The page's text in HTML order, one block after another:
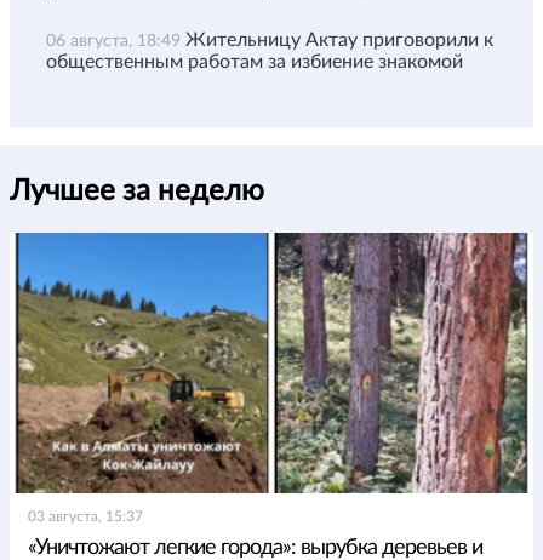
06 августа, 18:49 Жительницу Актау приговорили к
общественным работам за избиение знакомой
Лучшее за неделю
03 августа, 15:37
«Уничтожают легкие города»: вырубка деревьев и